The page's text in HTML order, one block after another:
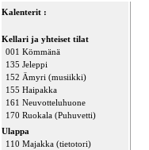
Kalenterit :
Kellari ja yhteiset tilat
001 Kömmänä
135 Jeleppi
152 Ämyri (musiikki)
155 Haipakka
161 Neuvotteluhuone
170 Ruokala (Puhuvetti)
Ulappa
110 Majakka (tietotori)